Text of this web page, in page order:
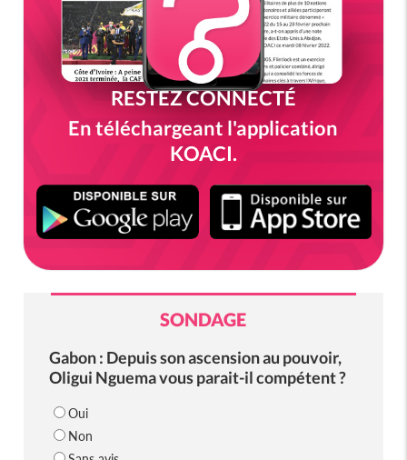
RESTEZ CONNECTÉ
En téléchargeant l'application
KOACI.
SONDAGE
Gabon : Depuis son ascension au pouvoir,
Oligui Nguema vous parait-il compétent ?
Oui
Non